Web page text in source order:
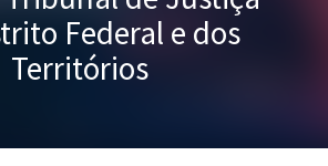
Federal e dos
Territórios